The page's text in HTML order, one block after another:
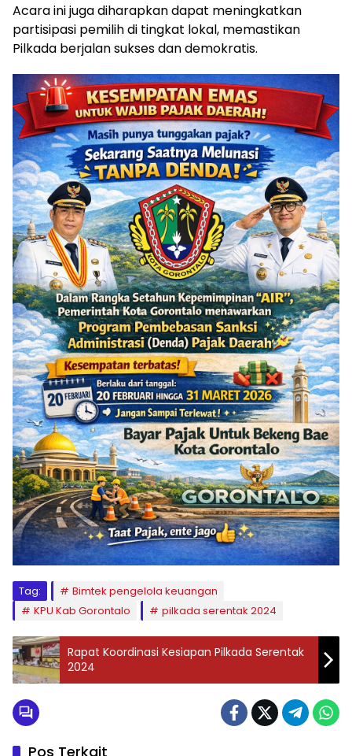
Acara ini juga diharapkan dapat meningkatkan
partisipasi pemilih di tingkat lokal, memastikan
Pilkada berjalan sukses dan demokratis.
Tag:
Bimtek pengelola keuangan
KPU Kab Gorontalo
pilkada serentak 2024
Rapat Koordinasi Kesiapan Pilkada Serentak
2024
Pos Terkait